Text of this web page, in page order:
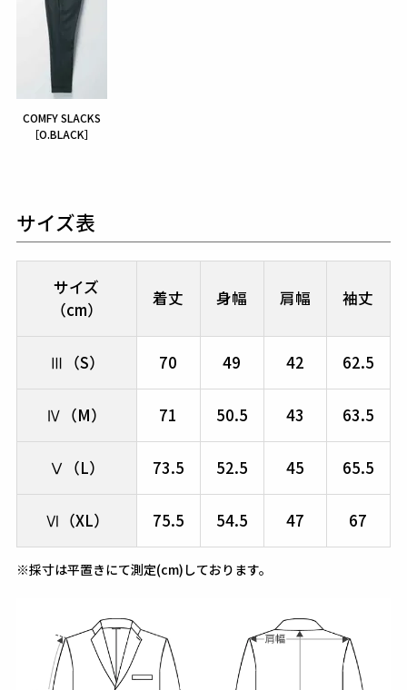
COMFY SLACKS
［O.BLACK］
サイズ表
サイズ
（cm）
着丈 身幅 肩幅 袖丈
Ⅲ（S） 70 49 42 62.5
Ⅳ（M） 71 50.5 43 63.5
Ⅴ（L） 73.5 52.5 45 65.5
Ⅵ（XL） 75.5 54.5 47 67
※採寸は平置きにて測定(cm)しております。